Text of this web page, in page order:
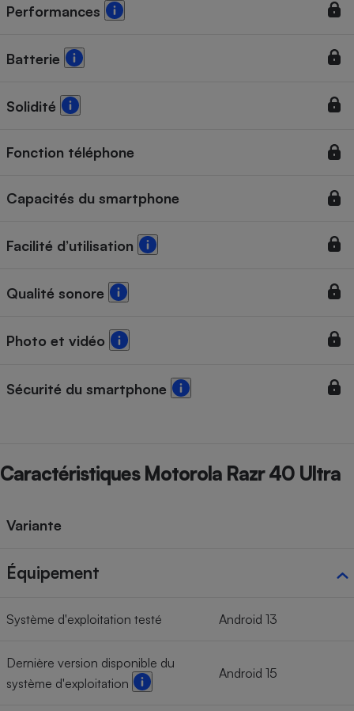
Performances
Batterie
Solidité
Fonction téléphone
Capacités du smartphone
Facilité d’utilisation
Qualité sonore
Photo et vidéo
Sécurité du smartphone
Caractéristiques Motorola Razr 40 Ultra
Variante
Équipement
Système d'exploitation testé Android 13
Dernière version disponible du
système d'exploitation
Android 15